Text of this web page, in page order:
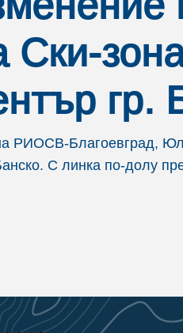
Ски-
гр.
РИОСВ-Благоевград,
С линка по-долу